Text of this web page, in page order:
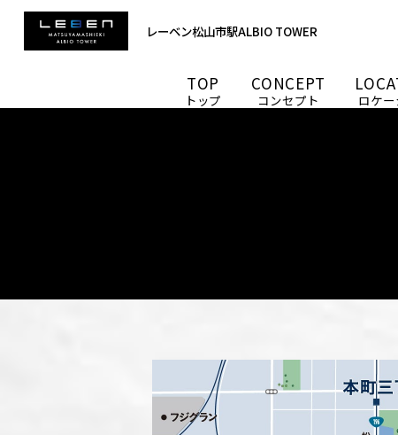
レーベン松山市駅ALBIO TOWER
TOP
トップ
CONCEPT
コンセプト ロケ